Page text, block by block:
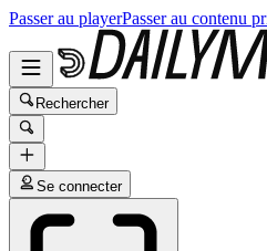
Passer au playerPasser au contenu
Rechercher
Se connecter